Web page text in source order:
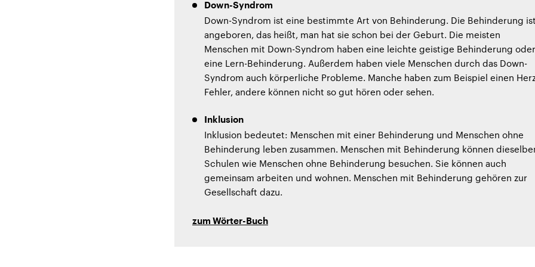
Down-Syndrom
Down-Syndrom ist eine bestimmte Art von Behinderung. Die Behinderung ist
angeboren, das heißt, man hat sie schon bei der Geburt. Die meisten
Menschen mit Down-Syndrom haben eine leichte geistige Behinderung oder
eine Lern-Behinderung. Außerdem haben viele Menschen durch das Down-
Syndrom auch körperliche Probleme. Manche haben zum Beispiel einen
Fehler, andere können nicht so gut hören oder sehen.
Inklusion
Inklusion bedeutet: Menschen mit einer Behinderung und Menschen ohne
Behinderung leben zusammen. Menschen mit Behinderung können
Schulen wie Menschen ohne Behinderung besuchen. Sie können auch
gemeinsam arbeiten und wohnen. Menschen mit Behinderung gehören zur
Gesellschaft dazu.
zum Wörter-Buch